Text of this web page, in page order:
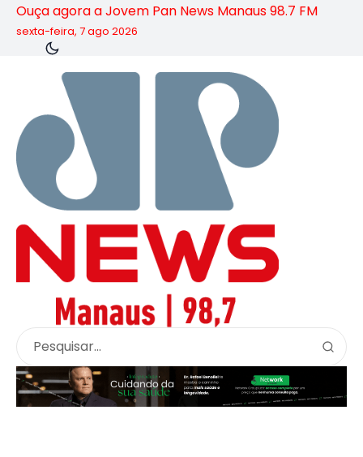
Ouça agora a Jovem Pan News Manaus 98.7 FM
sexta-feira, 7 ago 2026